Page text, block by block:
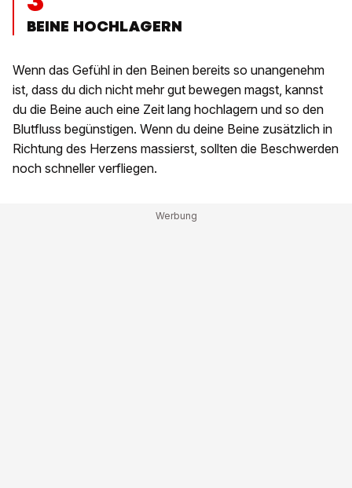
BEINE HOCHLAGERN
Wenn das Gefühl in den Beinen bereits so unangenehm
ist, dass du dich nicht mehr gut bewegen magst, kannst
du die Beine auch eine Zeit lang hochlagern und so den
Blutfluss begünstigen. Wenn du deine Beine zusätzlich in
Richtung des Herzens massierst, sollten die Beschwerden
noch schneller verfliegen.